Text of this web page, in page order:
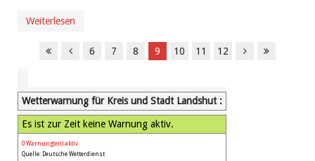
Weiterlesen
6 7 8 9 10 11 12
Wetterwarnung für Kreis und Stadt Landshut :
Es ist zur Zeit keine Warnung aktiv.
0 Warnung(en) aktiv
Quelle: Deutsche Wetterdienst